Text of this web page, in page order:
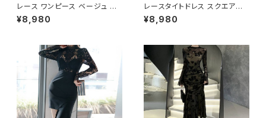
レース ワンピース ベージュ マ
キシ丈ドレス 長袖 きれいめ 大
人上品 エレガント デート お呼
-OSS0257
¥8,980
レースタイトドレス スクエアネッ
ク ワンピース ミモレ丈 タイトド
レス 長袖レース エレガント 大
ばれ ドレス ワンピース ブルー
フォーマル 韓国風 キレイ系 体
型カバー 美シルエット スリムフ
ィット レディース 春夏 秋冬 デ
ート 食事会 発表会 同窓会 大
人女子 上品ワンピース C-OSS
0255
¥8,980